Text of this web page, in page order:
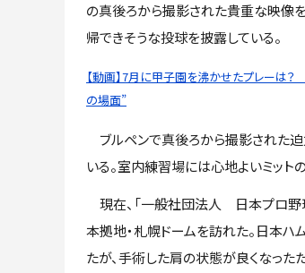
の真後ろから撮影された貴重な映像
帰できそうな投球を披露している。
【動画】7月に甲子園を沸かせたプレーは
の場面”
ブルペンで真後ろから撮影された
いる。室内練習場には心地よいミット
現在、「一般社団法人 日本プロ野
本拠地・札幌ドームを訪れた。日本
たが、手術した肩の状態が良くなっ